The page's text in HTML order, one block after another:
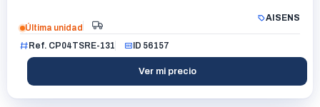
AISENS
Última unidad
Ref. CP04TSRE-131
ID 56157
Ver mi precio